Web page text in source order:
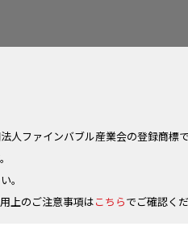
人ファインバブル産業会の登録商標で
。
上のご注意事項はこちらでご確認くだ